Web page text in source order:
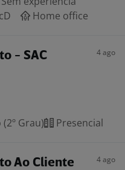
Home office
- SAC
4 ago
Grau) Presencial
Ao Cliente 4 ago